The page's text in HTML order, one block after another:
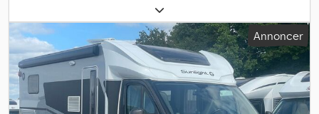
03/2018
samlet bredde:2.325 mm, total højde:2.905 mm, emissionsklasse:
Euro 6, samlet vægt:3.495 kg, Udstyr:ABS, badeværelse,
centrallås, klimaanlæg, Fiat 2.3 Multijet 110 kW/150 hk *
Enkeltsenge i bagenden * Stor garage med døre på venstre og
højre side * Sænkeseng * Fører- og passagersæder *
Siddegruppe med bænksæde i siden * Kan omdannes til seng * L-
Annoncer